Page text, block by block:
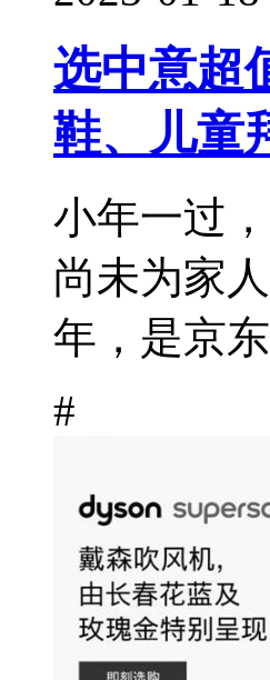
选中意超
鞋、儿童
小年一过
尚未为家
年，是京
#